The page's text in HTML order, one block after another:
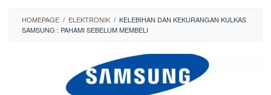
HOMEPAGE / ELEKTRONIK / KELEBIHAN DAN KEKURANGAN KULKAS
SAMSUNG : PAHAMI SEBELUM MEMBELI